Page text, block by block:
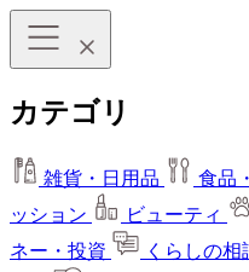
カテゴリ
雑貨・日用品 食品
ッション
ビューティ
ネー・投資
くらしの相